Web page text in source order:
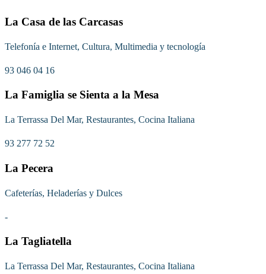
La Casa de las Carcasas
Telefonía e Internet, Cultura, Multimedia y tecnología
93 046 04 16
La Famiglia se Sienta a la Mesa
La Terrassa Del Mar, Restaurantes, Cocina Italiana
93 277 72 52
La Pecera
Cafeterías, Heladerías y Dulces
-
La Tagliatella
La Terrassa Del Mar, Restaurantes, Cocina Italiana